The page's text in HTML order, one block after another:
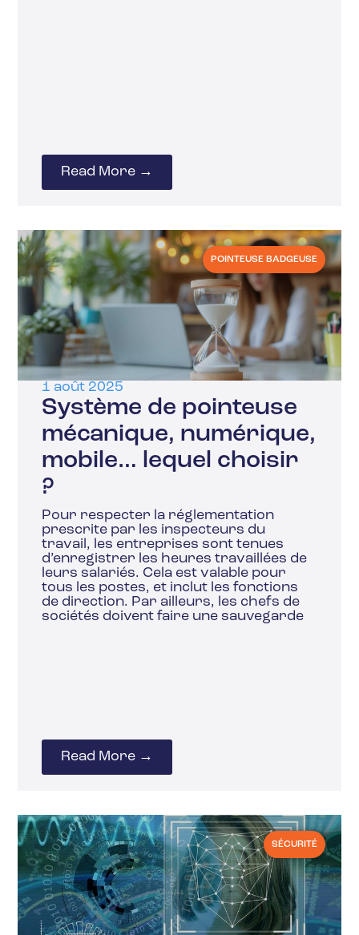
Read More →
POINTEUSE BADGEUSE
1 août 2025
Système de pointeuse
mécanique, numérique,
mobile… lequel choisir
?
Pour respecter la réglementation
prescrite par les inspecteurs du
travail, les entreprises sont tenues
d’enregistrer les heures travaillées de
leurs salariés. Cela est valable pour
tous les postes, et inclut les fonctions
de direction. Par ailleurs, les chefs de
sociétés doivent faire une sauvegarde
Read More →
SÉCURITÉ